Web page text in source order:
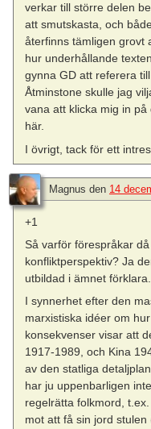
verkar till större delen
att smutskasta, och
återfinns tämligen grovt
hur underhållande
gynna GD att referera
Åtminstone skulle jag
vana att klicka mig in
här.
I övrigt, tack för ett
Magnus den 14
+1
Så varför förespråkar
konfliktperspektiv? Ja
utbildad i ämnet förklara.
I synnerhet efter den
marxistiska idéer om
konsekvenser visar att
1917-1989, och Kina
av den statliga
har ju uppenbarligen
regelrätta folkmord,
mot att få sin jord stulen